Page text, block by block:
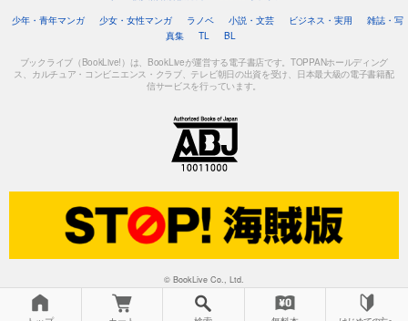
少年・青年マンガ
少女・女性マンガ ラノベ 小説・文芸 ビジネス・実用
雑誌・写
真集
TL BL
ブックライブ（BookLive!）は、BookLiveが運営する電子書店です。TOPPANホールディング
ス、カルチュア・コンビニエンス・クラブ、テレビ朝日の出資を受け、日本最大級の電子書籍配
信サービスを行っています。
© BookLive Co., Ltd.